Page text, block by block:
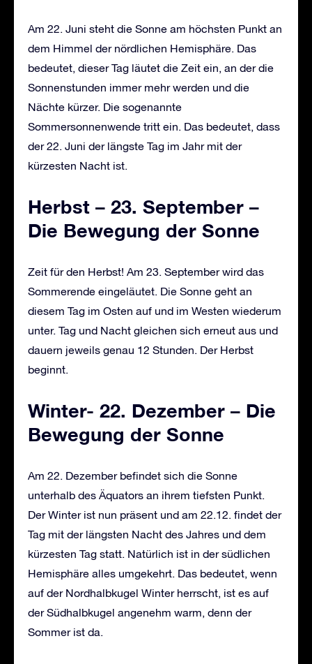
Am 22. Juni steht die Sonne am höchsten Punkt an
dem Himmel der nördlichen Hemisphäre. Das
bedeutet, dieser Tag läutet die Zeit ein, an der die
Sonnenstunden immer mehr werden und die
Nächte kürzer. Die sogenannte
Sommersonnenwende tritt ein. Das bedeutet, dass
der 22. Juni der längste Tag im Jahr mit der
kürzesten Nacht ist.
Herbst – 23. September –
Die Bewegung der Sonne
Zeit für den Herbst! Am 23. September wird das
Sommerende eingeläutet. Die Sonne geht an
diesem Tag im Osten auf und im Westen wiederum
unter. Tag und Nacht gleichen sich erneut aus und
dauern jeweils genau 12 Stunden. Der Herbst
beginnt.
Winter- 22. Dezember – Die
Bewegung der Sonne
Am 22. Dezember befindet sich die Sonne
unterhalb des Äquators an ihrem tiefsten Punkt.
Der Winter ist nun präsent und am 22.12. findet der
Tag mit der längsten Nacht des Jahres und dem
kürzesten Tag statt. Natürlich ist in der südlichen
Hemisphäre alles umgekehrt. Das bedeutet, wenn
auf der Nordhalbkugel Winter herrscht, ist es auf
der Südhalbkugel angenehm warm, denn der
Sommer ist da.